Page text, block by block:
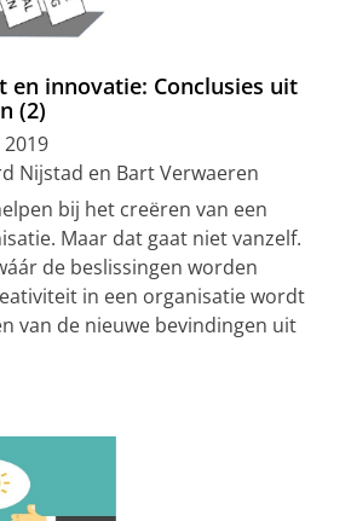
en innovatie: Conclusies uit
(2)
Nijstad en Bart Verwaeren
bij het creëren van een
Maar dat gaat niet vanzelf.
de beslissingen worden
in een organisatie wordt
van de nieuwe bevindingen uit